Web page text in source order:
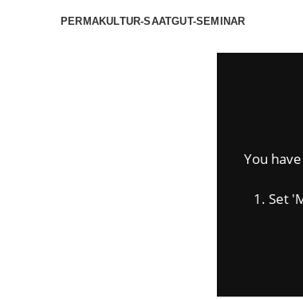
PERMAKULTUR-SAATGUT-SEMINAR
You
1. Set